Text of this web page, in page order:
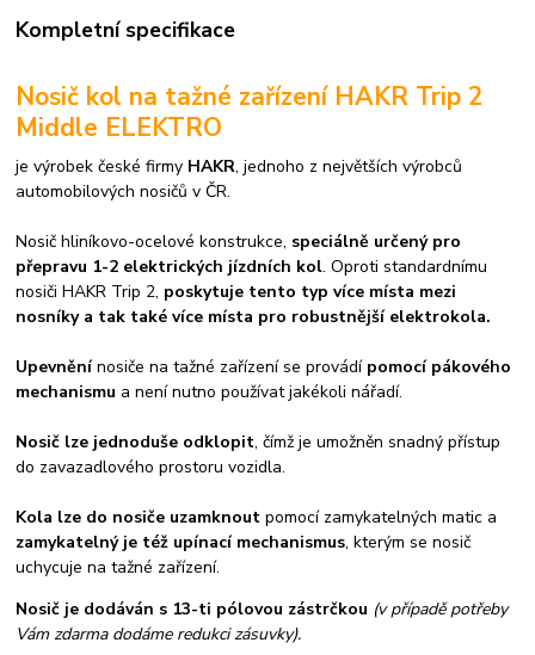
Kompletní specifikace
Nosič kol na tažné zařízení HAKR Trip 2
Middle ELEKTRO
je výrobek české firmy HAKR, jednoho z největších výrobců
automobilových nosičů v ČR.
Nosič hliníkovo-ocelové konstrukce, speciálně určený pro
přepravu 1-2 elektrických jízdních kol. Oproti standardnímu
nosiči HAKR Trip 2, poskytuje tento typ více místa mezi
nosníky a tak také více místa pro robustnější elektrokola.
Upevněnínosiče na tažné zařízení se provádí pomocí pákového
mechanismu a není nutno používat jakékoli nářadí.
Nosič lze jednoduše odklopit, čímž je umožněn snadný přístup
do zavazadlového prostoru vozidla.
Kola lze do nosiče uzamknout pomocí zamykatelných matic a
zamykatelný je též upínací mechanismus, kterým se nosič
uchycuje na tažné zařízení.
Nosič je dodáván s 13-ti pólovou zástrčkou (v případě potřeby
Vám zdarma dodáme redukci zásuvky).